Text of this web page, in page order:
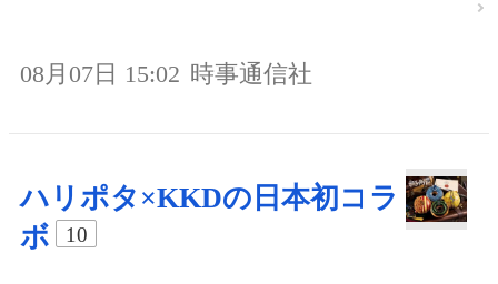
08月07日 15:02 時事通信社
ハリポタ×KKDの日本初コラ
ボ
10